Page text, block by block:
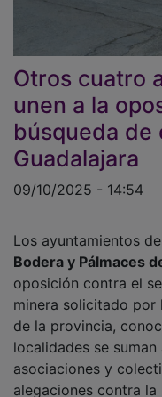
Otros cuatro
unen a la
búsqueda de
Guadalajara
Bodera y Pálmaces
oposición contra el
minera solicitado por
de la provincia,
localidades se
asociaciones y
alegaciones contra la